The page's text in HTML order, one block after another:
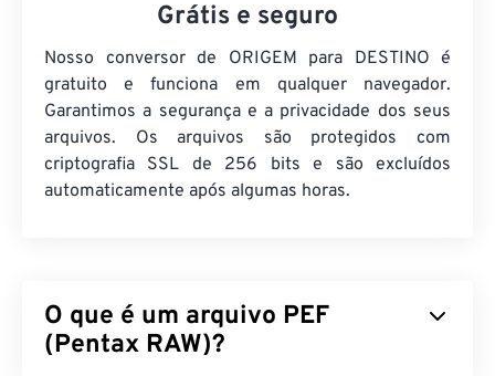
Grátis e seguro
Nosso conversor de ORIGEM para DESTINO é
gratuito e funciona em qualquer navegador.
Garantimos a segurança e a privacidade dos seus
arquivos. Os arquivos são protegidos com
criptografia SSL de 256 bits e são excluídos
automaticamente após algumas horas.
O que é um arquivo PEF
(Pentax RAW)?